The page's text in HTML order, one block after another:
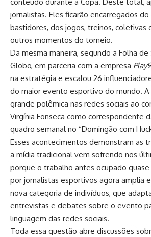
conteúdo durante a Copa. Deste total,
jornalistas. Eles ficarão encarregados
bastidores, dos jogos, treinos, coletivas
outros momentos do torneio.
Da mesma maneira, segundo a Folha de
Globo, em parceria com a empresa Play9
na estratégia e escalou 26
do maior evento esportivo do mundo. A
grande polêmica nas redes sociais ao
Virgínia Fonseca como correspondente
quadro semanal no “Domingão com
Esses acontecimentos demonstram as
a mídia tradicional vem sofrendo nos
porque o trabalho antes ocupado
por jornalistas esportivos agora amplia
nova categoria de indivíduos, que
entrevistas e debates sobre o evento
linguagem das redes sociais.
Toda essa questão abre discussões